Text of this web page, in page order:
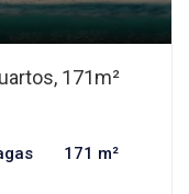
171m²
171 m²